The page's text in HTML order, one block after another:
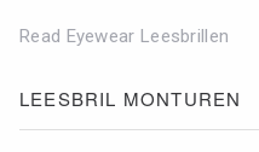
Read Eyewear Leesbrillen
LEESBRIL MONTUREN